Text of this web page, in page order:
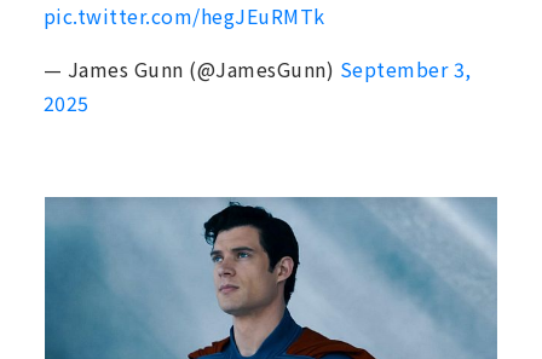
pic.twitter.com/hegJEuRMTk
— James Gunn (@JamesGunn) September 3,
2025